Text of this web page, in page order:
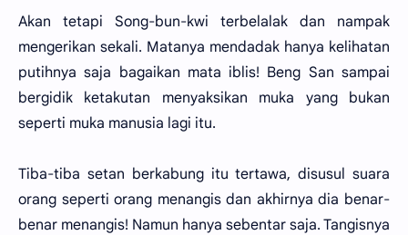
Akan tetapi Song-bun-kwi terbelalak dan nampak
mengerikan sekali. Matanya mendadak hanya kelihatan
putihnya saja bagaikan mata iblis! Beng San sampai
bergidik ketakutan menyaksikan muka yang bukan
seperti muka manusia lagi itu.
Tiba-tiba setan berkabung itu tertawa, disusul suara
orang seperti orang menangis dan akhirnya dia benar-
benar menangis! Namun hanya sebentar saja. Tangisnya